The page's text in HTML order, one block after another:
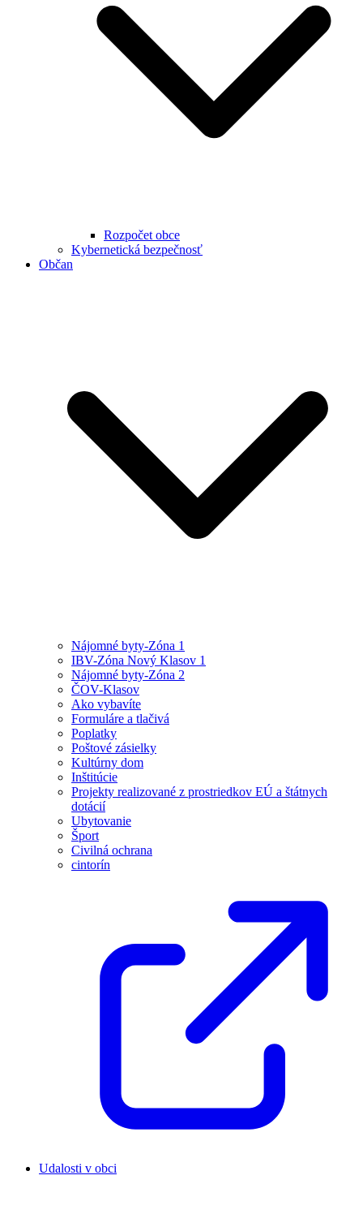
Rozpočet obce
Kybernetická bezpečnosť
Občan
Nájomné byty-Zóna 1
IBV-Zóna Nový Klasov 1
Nájomné byty-Zóna 2
ČOV-Klasov
Ako vybavíte
Formuláre a tlačivá
Poplatky
Poštové zásielky
Kultúrny dom
Inštitúcie
Projekty realizované z prostriedkov EÚ a štátnych
dotácií
Ubytovanie
Šport
Civilná ochrana
cintorín
Udalosti v obci